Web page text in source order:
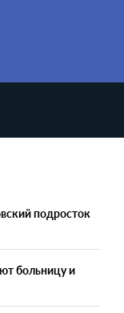
подросток
больницу и